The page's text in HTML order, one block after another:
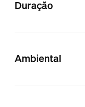
Duração
Ambiental